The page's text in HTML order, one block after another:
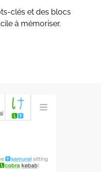
clés et des blocs
à mémoriser.